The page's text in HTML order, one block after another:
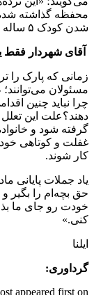
محفظه گذاشته
شدن کودک ۵ ساله انجام دادند.»
آقای شهردار فقط
زمانی که پارک را
مسئولان
چرا نباید چنین
دهند؟علت این
گرفته شود و
غفلت و کوتاهی
کار شوند.
یاد جملات پایانی
حق بچه‌ام را بگیر
خودت رو جای ما
کنی.»
ایلنا
گرداوری:
appeared first on .